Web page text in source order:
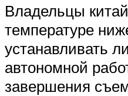
Владельцы
температуре
устанавливать
автономной
завершения